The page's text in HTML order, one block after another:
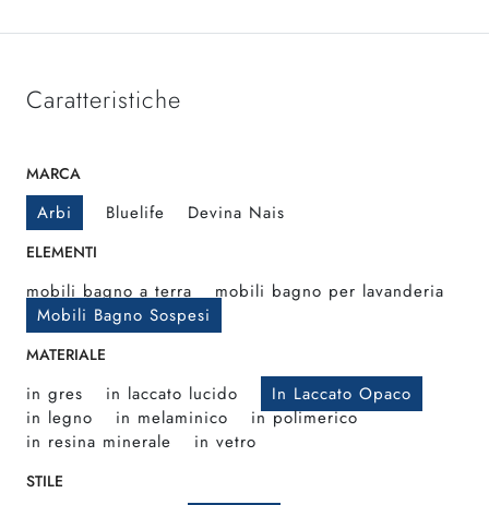
Caratteristiche
MARCA
Arbi Bluelife Devina Nais
ELEMENTI
mobili bagno a terra
mobili bagno per lavanderia
Mobili Bagno Sospesi
MATERIALE
in gres in laccato lucido
In Laccato Opaco
in legno
in melaminico
in polimerico
in resina minerale
in vetro
STILE